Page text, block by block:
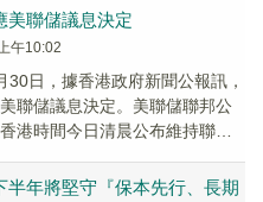
美聯儲議息決定
午10:02
30日，據香港政府新聞公報訊，
聯儲議息決定。美聯儲聯邦公
港時間今日清晨公布維持聯邦
半年將堅守『保本先行、長期